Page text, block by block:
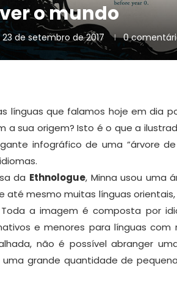
o mundo
23 de setembro de 2017 0
línguas que falamos hoje em dia
a sua origem? Isto é o que a
infográfico de uma “árvore
da Ethnologue, Minna usou uma
até mesmo muitas línguas
Toda a imagem é composta por
e menores para línguas com
não é possível abranger
grande quantidade de